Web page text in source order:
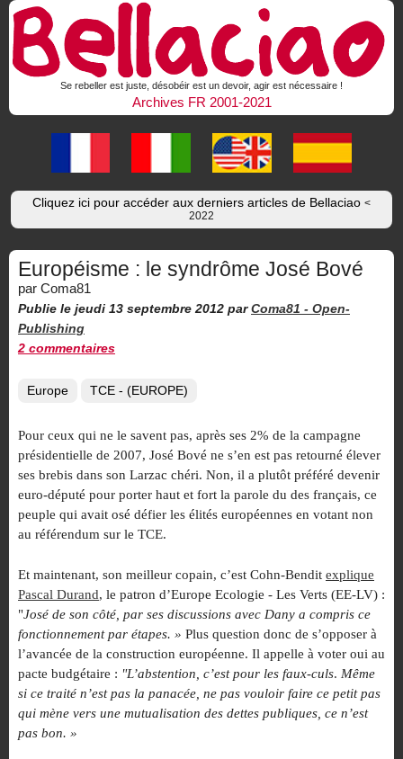
Se rebeller est juste, désobéir est un devoir, agir est nécessaire !
Archives FR 2001-2021
Cliquez ici pour accéder aux derniers articles de Bellaciao <
2022
Européisme : le syndrôme José Bové
par Coma81
Publie le jeudi 13 septembre 2012 par Coma81 - Open-
Publishing
2 commentaires
Europe TCE - (EUROPE)
Pour ceux qui ne le savent pas, après ses 2% de la campagne
présidentielle de 2007, José Bové ne s’en est pas retourné élever
ses brebis dans son Larzac chéri. Non, il a plutôt préféré devenir
euro-député pour porter haut et fort la parole du des français, ce
peuple qui avait osé défier les élités européennes en votant non
au référendum sur le TCE.
Et maintenant, son meilleur copain, c’est Cohn-Bendit explique
Pascal Durand, le patron d’Europe Ecologie - Les Verts (EE-LV) :
"José de son côté, par ses discussions avec Dany a compris ce
fonctionnement par étapes. » Plus question donc de s’opposer à
l’avancée de la construction européenne. Il appelle à voter oui au
pacte budgétaire : "L’abstention, c’est pour les faux-culs. Même
si ce traité n’est pas la panacée, ne pas vouloir faire ce petit pas
qui mène vers une mutualisation des dettes publiques, ce n’est
pas bon. »